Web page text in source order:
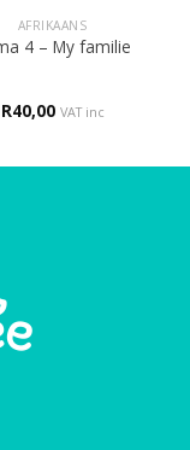
AFRIKAANS
4 – My familie
R40,00 VAT inc